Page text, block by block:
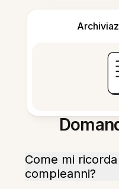
Come mi
compleanni?